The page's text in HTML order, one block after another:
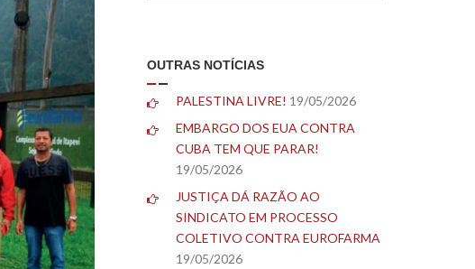
OUTRAS NOTÍCIAS
PALESTINA LIVRE! 19/05/2026
EMBARGO DOS EUA CONTRA
CUBA TEM QUE PARAR!
19/05/2026
JUSTIÇA DÁ RAZÃO AO
SINDICATO EM PROCESSO
COLETIVO CONTRA EUROFARMA
19/05/2026